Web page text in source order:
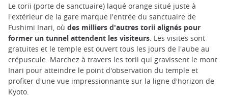
Le torii (porte de sanctuaire) laqué orange situé juste à
l'extérieur de la gare marque l'entrée du sanctuaire de
Fushimi Inari, où des milliers d'autres torii alignés pour
former un tunnel attendent les visiteurs . Les visites sont
gratuites et le temple est ouvert tous les jours de l'aube au
crépuscule. Marchez à travers les torii qui gravissent le mont
Inari pour atteindre le point d'observation du temple et
profiter d'une vue impressionnante sur la ligne d'horizon de
Kyoto.